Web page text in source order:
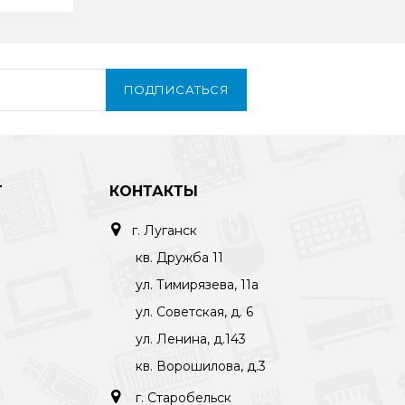
ПОДПИСАТЬСЯ
КОНТАКТЫ
г. Луганск
кв. Дружба 11
ул. Тимирязева, 11а
ул. Советская, д. 6
ул. Ленина, д.143
кв. Ворошилова, д.3
г. Старобельск